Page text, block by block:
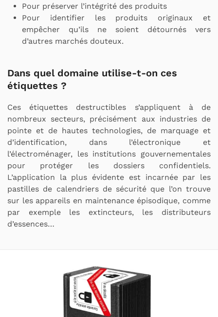
Pour préserver l’intégrité des produits
Pour identifier les produits originaux et
empêcher qu’ils ne soient détournés vers
d’autres marchés douteux.
Dans quel domaine utilise-t-on ces
étiquettes ?
Ces étiquettes destructibles s’appliquent à de
nombreux secteurs, précisément aux industries de
pointe et de hautes technologies, de marquage et
d’identification, dans l’électronique et
l’électroménager, les institutions gouvernementales
pour protéger les dossiers confidentiels.
L’application la plus évidente est incarnée par les
pastilles de calendriers de sécurité que l’on trouve
sur les appareils en maintenance épisodique, comme
par exemple les extincteurs, les distributeurs
d’essences…